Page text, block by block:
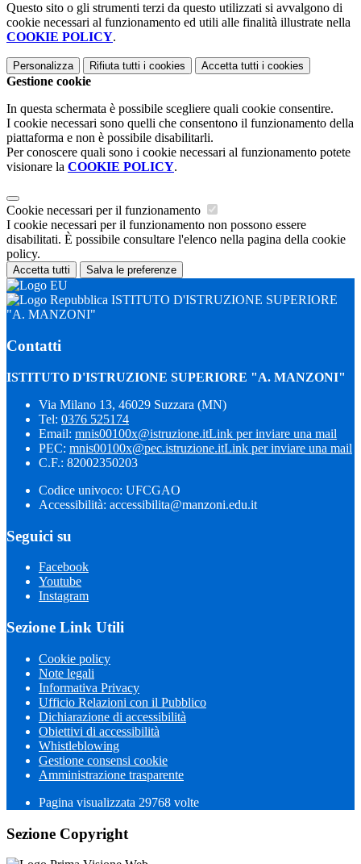
Questo sito o gli strumenti terzi da questo utilizzati si avvalgono di
cookie necessari al funzionamento ed utili alle finalità illustrate nella
COOKIE POLICY.
Personalizza Rifiuta tutti i cookies Accetta tutti i cookies
Gestione cookie
In questa schermata è possibile scegliere quali cookie consentire.
I cookie necessari sono quelli che consentono il funzionamento della
piattaforma e non è possibile disabilitarli.
Per conoscere quali sono i cookie necessari al funzionamento potete
visionare la COOKIE POLICY.
Cookie necessari per il funzionamento
I cookie necessari per il funzionamento non possono essere
disabilitati. È possibile consultare l'elenco nella pagina della cookie
policy.
Accetta tutti Salva le preferenze
ISTITUTO D'ISTRUZIONE SUPERIORE
"A. MANZONI"
Contatti
ISTITUTO D'ISTRUZIONE SUPERIORE "A. MANZONI"
Via Milano 13, 46029 Suzzara (MN)
Tel: 0376 525174
Email: mnis00100x@istruzione.itLink per inviare una mail
PEC: mnis00100x@pec.istruzione.itLink per inviare una mail
C.F.: 82002350203
Codice univoco: UFCGAO
Accessibilità: accessibilita@manzoni.edu.it
Seguici su
Facebook
Youtube
Instagram
Sezione Link Utili
Cookie policy
Note legali
Informativa Privacy
Ufficio Relazioni con il Pubblico
Dichiarazione di accessibilità
Obiettivi di accessibilità
Whistleblowing
Gestione consensi cookie
Amministrazione trasparente
Pagina visualizzata 29768 volte
Sezione Copyright